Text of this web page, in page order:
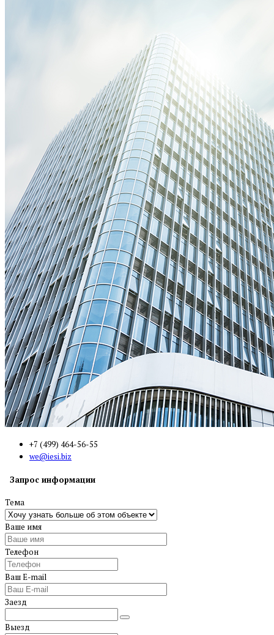
+7 (499) 464-56-55
we@iesi.biz
Запрос информации
Тема
Ваше имя
Телефон
Ваш E-mail
Заезд
Выезд